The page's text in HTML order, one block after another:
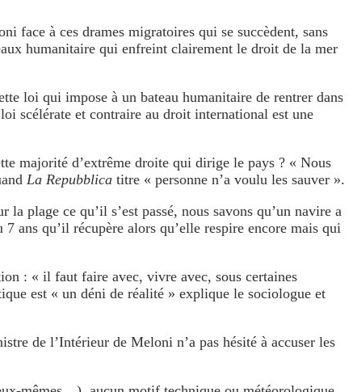
face à ces drames migratoires qui se succèdent, sans
humanitaire qui enfreint clairement le droit de la mer
loi qui impose à un bateau humanitaire de rentrer dans
scélérate et contraire au droit international est une
majorité d’extrême droite qui dirige le pays ? « Nous
La Repubblica titre « personne n’a voulu les sauver ».
plage ce qu’il s’est passé, nous savons qu’un navire a
ans qu’il récupère alors qu’elle respire encore mais qui
: « il faut faire avec, vivre avec, sous certaines
est « un déni de réalité » explique le sociologue et
de l’Intérieur de Meloni n’a pas hésité à accuser les